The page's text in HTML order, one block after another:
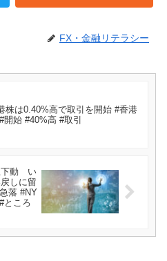
FX・金融リテラシー
株は0.40%高で取引を開始 #香港
開始 #40%高 #取引
下動 い
しに留
落 #NY
ところ